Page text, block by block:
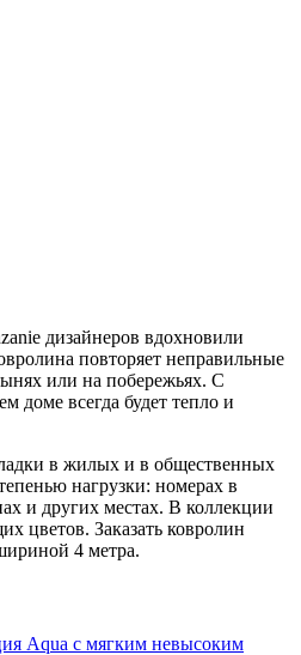
дизайнеров вдохновили
повторяет неправильные
или на побережьях. С
доме всегда будет тепло и
в жилых и в общественных
нагрузки: номерах в
и других местах. В коллекции
цветов. Заказать ковролин
4 метра.